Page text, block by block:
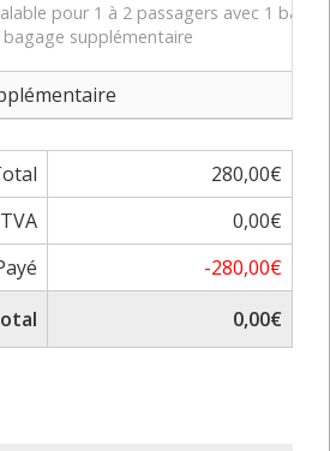
pour 1 à 2 passagers avec 1
supplémentaire
280,00€
TVA
0,00€
-280,00€
0,00€